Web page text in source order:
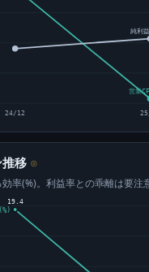
営業CF
純利益
24/12
移 ⊙
率(%)。利益率との乖離は要注
19.4